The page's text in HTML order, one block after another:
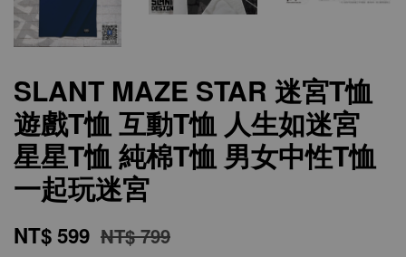
SLANT MAZE STAR 迷宮T恤
遊戲T恤 互動T恤 人生如迷宮
星星T恤 純棉T恤 男女中性T恤
一起玩迷宮
NT$ 599 NT$ 799